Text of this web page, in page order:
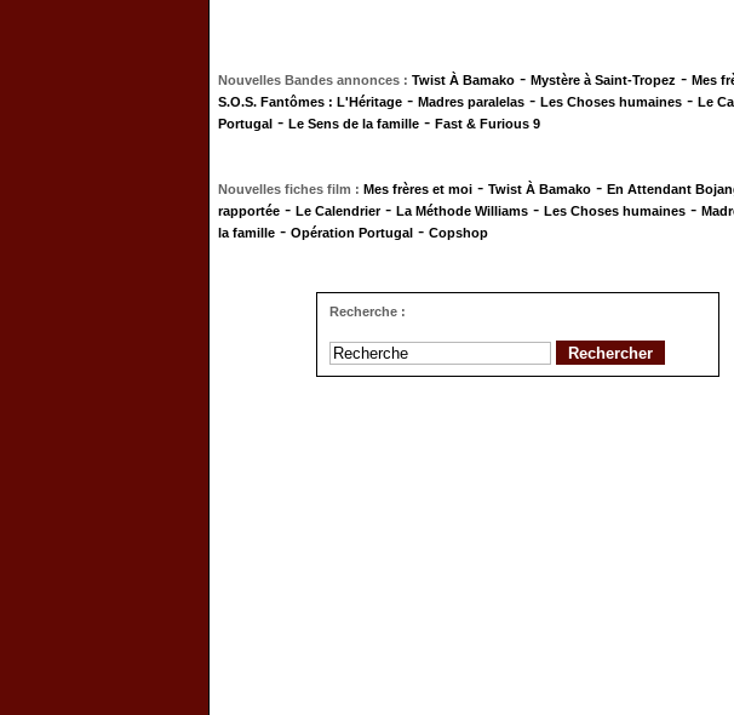
Nouvelles Bandes annonces : Twist À Bamako - Mystère à Saint-Tropez - Mes
S.O.S. Fantômes : L'Héritage - Madres paralelas - Les Choses humaines - Le
Portugal - Le Sens de la famille - Fast & Furious 9
Nouvelles fiches film : Mes frères et moi - Twist À Bamako - En Attendant
rapportée - Le Calendrier- La Méthode Williams - Les Choses humaines -
la famille - Opération Portugal - Copshop
Recherche :